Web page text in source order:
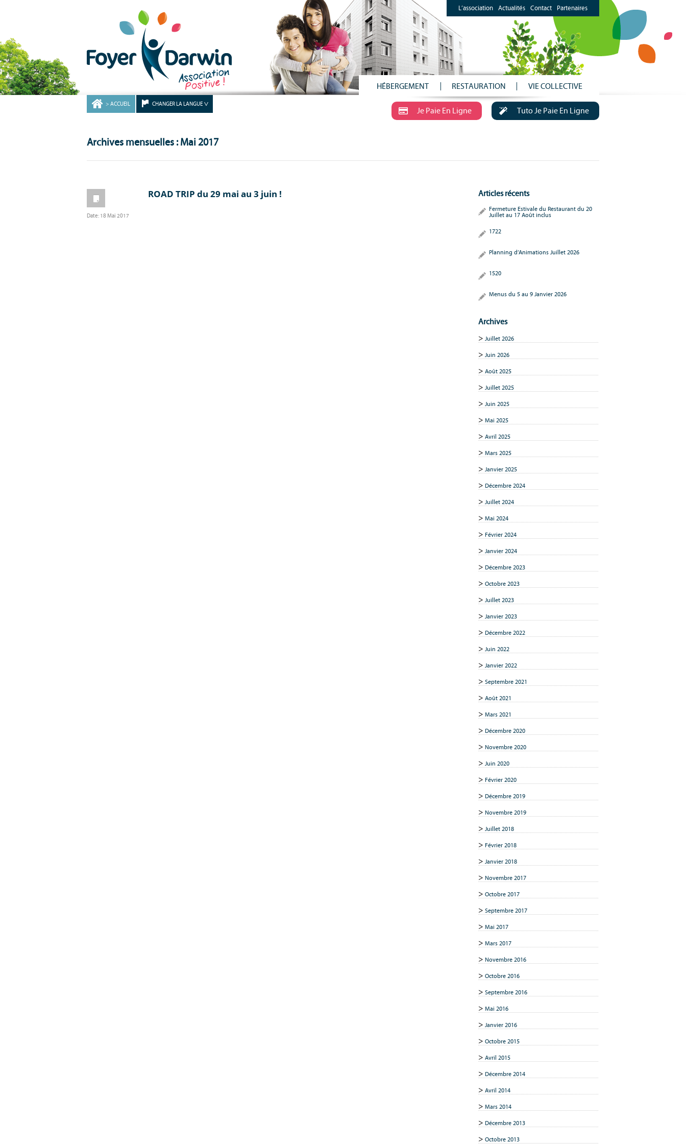
HÉBERGEMENT RESTAURATION VIE COLLECTIVE
L’association Actualités Contact Partenaires
ACCUEIL CHANGER LA LANGUE
Je Paie En Ligne Tuto Je Paie En Ligne
Archives mensuelles : Mai 2017
Date: 18 Mai 2017
ROAD TRIP du 29 mai au 3 juin ! Articles récents
Fermeture Estivale du Restaurant du 20
Juillet au 17 Août inclus
1722
Planning d’Animations Juillet 2026
1520
Menus du 5 au 9 Janvier 2026
Archives
Juillet 2026
Juin 2026
Août 2025
Juillet 2025
Juin 2025
Mai 2025
Avril 2025
Mars 2025
Janvier 2025
Décembre 2024
Juillet 2024
Mai 2024
Février 2024
Janvier 2024
Décembre 2023
Octobre 2023
Juillet 2023
Janvier 2023
Décembre 2022
Juin 2022
Janvier 2022
Septembre 2021
Août 2021
Mars 2021
Décembre 2020
Novembre 2020
Juin 2020
Février 2020
Décembre 2019
Novembre 2019
Juillet 2018
Février 2018
Janvier 2018
Novembre 2017
Octobre 2017
Septembre 2017
Mai 2017
Mars 2017
Novembre 2016
Octobre 2016
Septembre 2016
Mai 2016
Janvier 2016
Octobre 2015
Avril 2015
Décembre 2014
Avril 2014
Mars 2014
Décembre 2013
Octobre 2013